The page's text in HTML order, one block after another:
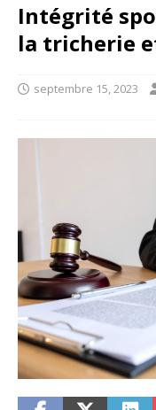
Intégrité
la tricherie
septembre 15, 2023